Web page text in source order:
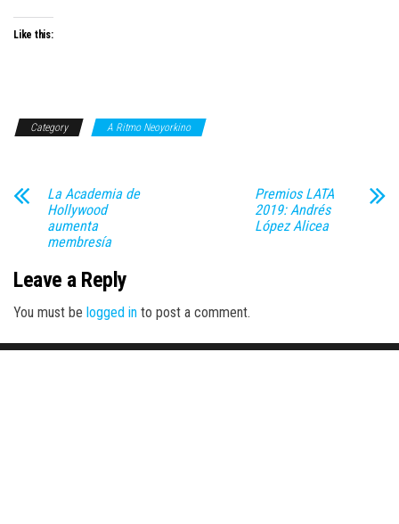
Like this:
Category A Ritmo Neoyorkino
La Academia de
Hollywood
aumenta
membresía
Premios LATA
2019: Andrés
López Alicea
Leave a Reply
You must be logged in to post a comment.